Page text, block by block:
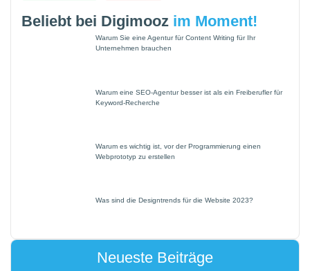
Beliebt bei Digimooz im Moment!
Warum Sie eine Agentur für Content Writing für Ihr
Unternehmen brauchen
Warum eine SEO-Agentur besser ist als ein Freiberufler für
Keyword-Recherche
Warum es wichtig ist, vor der Programmierung einen
Webprototyp zu erstellen
Was sind die Designtrends für die Website 2023?
Neueste Beiträge